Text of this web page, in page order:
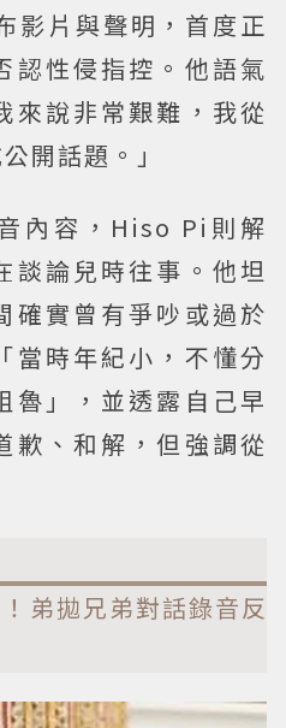
影片與聲明，首度正
認性侵指控。他語氣
來說非常艱難，我從
開話題。」
內容，Hiso Pi則解
談論兒時往事。他坦
確實曾有爭吵或過於
當時年紀小，不懂分
魯」，並透露自己早
歉、和解，但強調從
弟拋兄弟對話錄音反